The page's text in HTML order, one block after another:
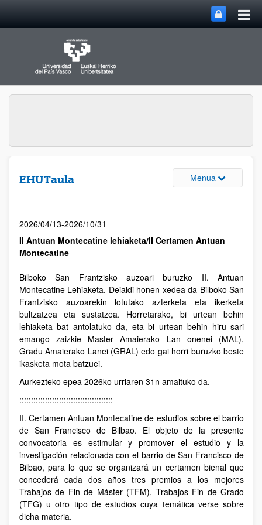
EHUTaula Menua
2026/04/13-2026/10/31
II Antuan Montecatine lehiaketa/II Certamen Antuan
Montecatine
Bilboko San Frantzisko auzoari buruzko II. Antuan
Montecatine Lehiaketa. Deialdi honen xedea da Bilboko San
Frantzisko auzoarekin lotutako azterketa eta ikerketa
bultzatzea eta sustatzea. Horretarako, bi urtean behin
lehiaketa bat antolatuko da, eta bi urtean behin hiru sari
emango zaizkie Master Amaierako Lan onenei (MAL),
Gradu Amaierako Lanei (GRAL) edo gai horri buruzko beste
ikasketa mota batzuei.
Aurkezteko epea 2026ko urriaren 31n amaituko da.
::::::::::::::::::::::::::::::::::::::::
II. Certamen Antuan Montecatine de estudios sobre el barrio
de San Francisco de Bilbao. El objeto de la presente
convocatoria es estimular y promover el estudio y la
investigación relacionada con el barrio de San Francisco de
Bilbao, para lo que se organizará un certamen bienal que
concederá cada dos años tres premios a los mejores
Trabajos de Fin de Máster (TFM), Trabajos Fin de Grado
(TFG) u otro tipo de estudios cuya temática verse sobre
dicha materia.